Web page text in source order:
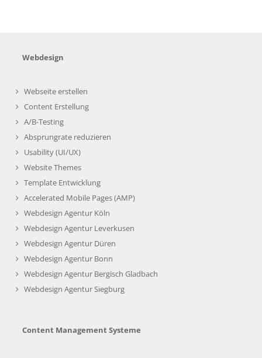
Webdesign
Webseite erstellen
Content Erstellung
A/B-Testing
Absprungrate reduzieren
Usability (UI/UX)
Website Themes
Template Entwicklung
Accelerated Mobile Pages (AMP)
Webdesign Agentur Köln
Webdesign Agentur Leverkusen
Webdesign Agentur Düren
Webdesign Agentur Bonn
Webdesign Agentur Bergisch Gladbach
Webdesign Agentur Siegburg
Content Management Systeme